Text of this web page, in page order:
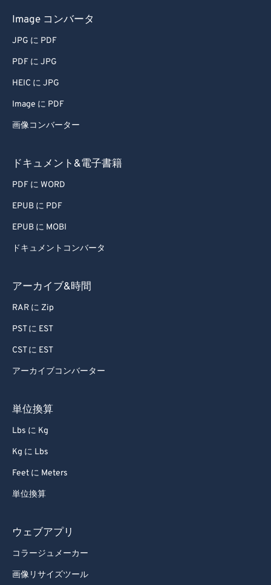
Image コンバータ
JPG に PDF
PDF に JPG
HEIC に JPG
Image に PDF
画像コンバーター
ドキュメント&電子書籍
PDF に WORD
EPUB に PDF
EPUB に MOBI
ドキュメントコンバータ
アーカイブ&時間
RAR に Zip
PST に EST
CST に EST
アーカイブコンバーター
単位換算
Lbs に Kg
Kg に Lbs
Feet に Meters
単位換算
ウェブアプリ
コラージュメーカー
画像リサイズツール